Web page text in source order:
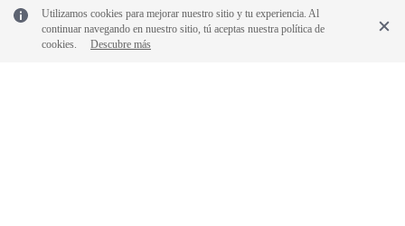
y
dispositivo
MFA
Utilizamos cookies para mejorar nuestro sitio y tu experiencia. Al
continuar navegando en nuestro sitio, tú aceptas nuestra política de
cookies.
Descubre más